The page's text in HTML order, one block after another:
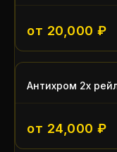
от 20,000 ₽
Антихром 2х
от 24,000 ₽